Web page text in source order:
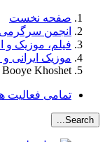
صفحه نخست
انجمن
فیلم، موزیک و
موزیک ایرانی
Khoshet
تمامی فعالیت
Search...